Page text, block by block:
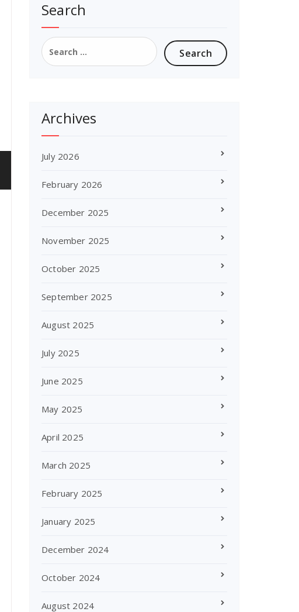
Search
Search
for:
Archives
July 2026
February 2026
December 2025
November 2025
October 2025
September 2025
August 2025
July 2025
June 2025
May 2025
April 2025
March 2025
February 2025
January 2025
December 2024
October 2024
August 2024